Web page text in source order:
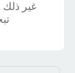
غير